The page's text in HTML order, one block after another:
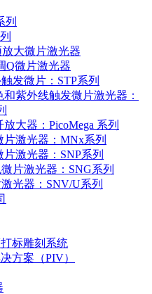
列
大微片激光器
Q微片激光器
发微片：STP系列
紫外线触发微片激光器：
大器：PicoMega 系列
片激光器：MNx系列
激光器：SNP系列
片激光器：SNG系列
光器：SNV/U系列
标雕刻系统
方案（PIV）